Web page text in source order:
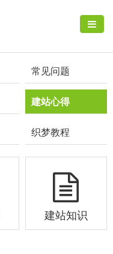
常见问题
建站心得
织梦教程
建站知识